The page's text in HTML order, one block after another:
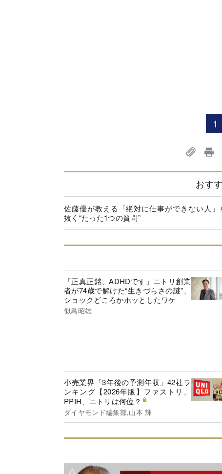
1
おす
佐藤優が教える「絶対に仕事ができない人」
抜く“たった1つの質問”
「正真正銘、ADHDです」ニトリ創業
者が74歳で解けた“生きづらさの謎”、
ショックどころかホッとしたワケ
似鳥昭雄
小売業界「3年後の予測年収」42社ラ
ンキング【2026年版】ファストリ、
PPIH、ニトリは何位？
ダイヤモンド編集部,山本 輝